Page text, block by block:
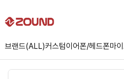
브랜드(ALL)커스텀이어폰/헤드폰마